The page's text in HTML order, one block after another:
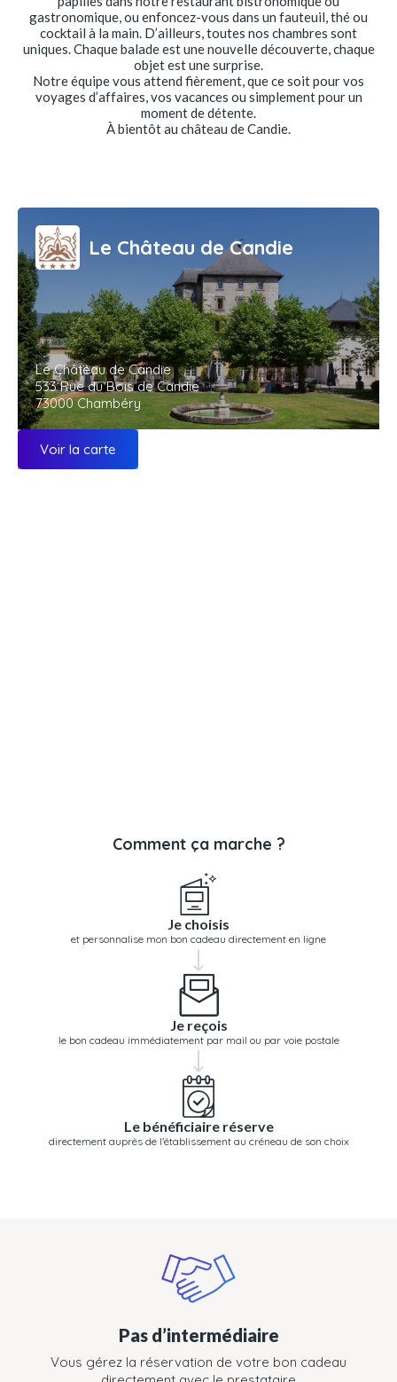
gastronomique, ou enfoncez-vous dans un fauteuil, thé ou
cocktail à la main. D’ailleurs, toutes nos chambres sont
uniques. Chaque balade est une nouvelle découverte, chaque
objet est une surprise.
Notre équipe vous attend fièrement, que ce soit pour vos
voyages d’affaires, vos vacances ou simplement pour un
moment de détente.
À bientôt au château de Candie.
Le Château de Candie
Le Château de Candie
533 Rue du Bois de Candie
73000 Chambéry
Voir la carte
Comment ça marche ?
Je choisis
et personnalise mon bon cadeau directement en ligne
Je reçois
le bon cadeau immédiatement par mail ou par voie postale
Le bénéficiaire réserve
directement auprès de l'établissement au créneau de son choix
Pas d’intermédiaire
Vous gérez la réservation de votre bon cadeau